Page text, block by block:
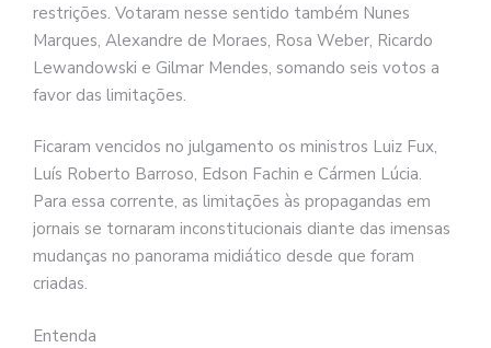
restrições. Votaram nesse sentido também Nunes
Marques, Alexandre de Moraes, Rosa Weber, Ricardo
Lewandowski e Gilmar Mendes, somando seis votos a
favor das limitações.
Ficaram vencidos no julgamento os ministros Luiz Fux,
Luís Roberto Barroso, Edson Fachin e Cármen Lúcia.
Para essa corrente, as limitações às propagandas em
jornais se tornaram inconstitucionais diante das imensas
mudanças no panorama midiático desde que foram
criadas.
Entenda